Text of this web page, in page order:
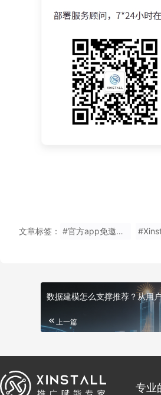
文章标签： #官方app免邀请码效果如何
数据建模怎么支撑推荐？从用
上一篇
专业